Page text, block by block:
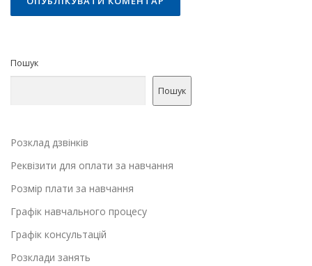
Пошук
Пошук
Розклад дзвінків
Реквізити для оплати за навчання
Розмір плати за навчання
Графік навчального процесу
Графік консультацій
Розклади занять